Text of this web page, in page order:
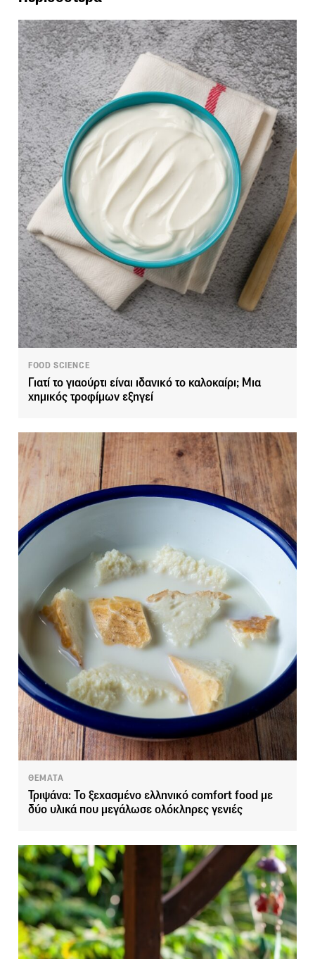
FOOD SCIENCE
Γιατί το γιαούρτι είναι ιδανικό το καλοκαίρι; Μια
χημικός τροφίμων εξηγεί
ΘΕΜΑΤΑ
Τριψάνα: Το ξεχασμένο ελληνικό comfort food με
δύο υλικά που μεγάλωσε ολόκληρες γενιές